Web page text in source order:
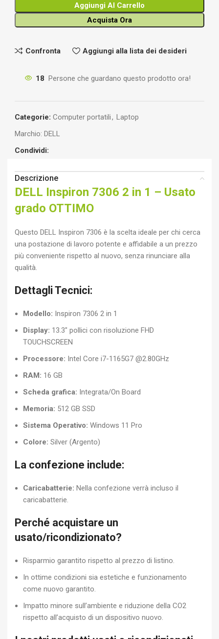
Aggiungi Al Carrello
Acquista Ora
Confronta Aggiungi alla lista dei desideri
18 Persone che guardano questo prodotto ora!
Categorie: Computer portatili, Laptop
Marchio: DELL
Condividi:
Descrizione
DELL Inspiron 7306 2 in 1 – Usato
grado OTTIMO
Questo DELL Inspiron 7306 è la scelta ideale per chi cerca
una postazione di lavoro potente e affidabile a un prezzo
più conveniente rispetto al nuovo, senza rinunciare alla
qualità.
Dettagli Tecnici:
Modello: Inspiron 7306 2 in 1
Display: 13.3″ pollici con risoluzione FHD
TOUCHSCREEN
Processore: Intel Core i7-1165G7 @2.80GHz
RAM: 16 GB
Scheda grafica: Integrata/On Board
Memoria: 512 GB SSD
Sistema Operativo: Windows 11 Pro
Colore: Silver (Argento)
La confezione include:
Caricabatterie: Nella confezione verrà incluso il
caricabatterie.
Perché acquistare un
usato/ricondizionato?
Risparmio garantito rispetto al prezzo di listino.
In ottime condizioni sia estetiche e funzionamento
come nuovo garantito.
Impatto minore sull’ambiente e riduzione della CO2
rispetto all’acquisto di un dispositivo nuovo.